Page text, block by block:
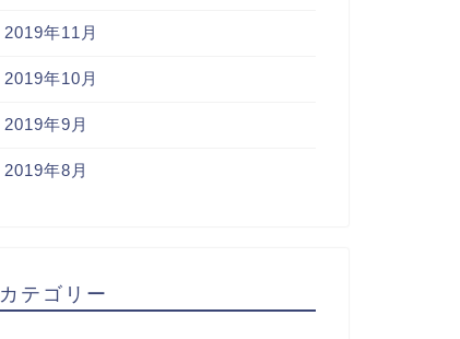
2019年11月
2019年10月
2019年9月
2019年8月
カテゴリー